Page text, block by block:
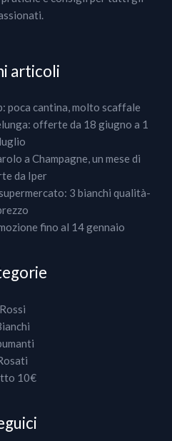
articoli
poca cantina, molto scaffale
offerte da 18 giugno a 1
luglio
a Champagne, un mese di
da Iper
3 bianchi qualità-
fino al 14 gennaio
Rossi
10€